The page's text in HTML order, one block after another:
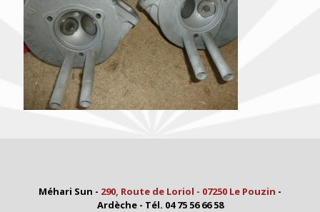
Méhari Sun - 290, Route de Loriol - 07250 Le Pouzin -
Ardèche - Tél. 04 75 56 66 58